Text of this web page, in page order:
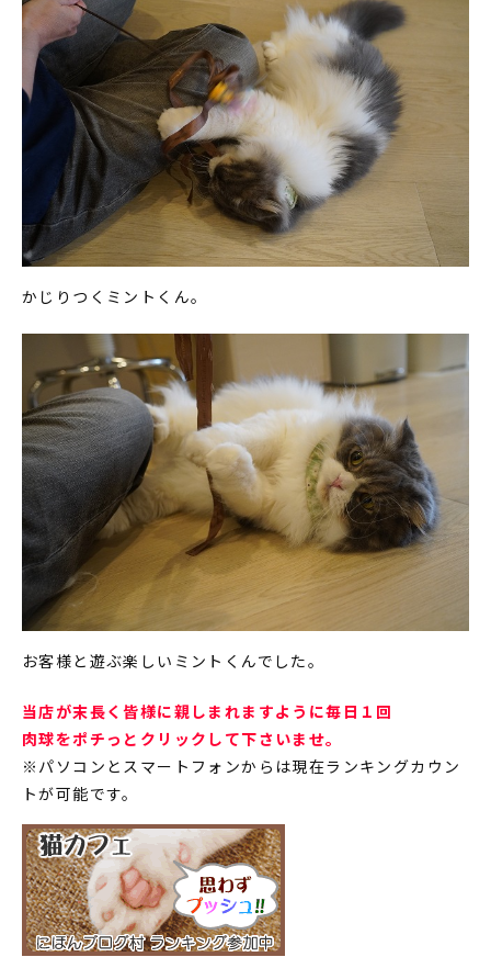
かじりつくミントくん。
お客様と遊ぶ楽しいミントくんでした。
当店が末長く皆様に親しまれますように毎日１回
肉球をポチっとクリックして下さいませ。
※パソコンとスマートフォンからは現在ランキングカウン
トが可能です。